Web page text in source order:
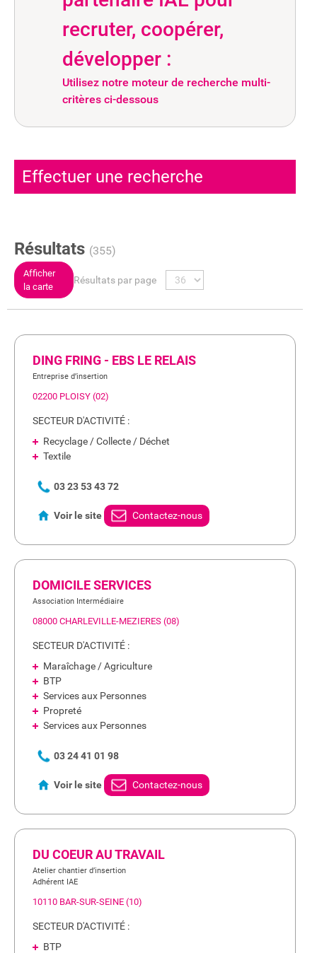
recruter, coopérer,
développer :
Utilisez notre moteur de recherche multi-
critères ci-dessous
Effectuer une recherche
Résultats (355)
Afficher
la carte
Résultats par page
DING FRING - EBS LE RELAIS
Entreprise d’insertion
02200 PLOISY (02)
SECTEUR D'ACTIVITÉ :
Recyclage / Collecte / Déchet
Textile
03 23 53 43 72
Voir le site Contactez-nous
DOMICILE SERVICES
Association Intermédiaire
08000 CHARLEVILLE-MEZIERES (08)
SECTEUR D'ACTIVITÉ :
Maraîchage / Agriculture
BTP
Services aux Personnes
Propreté
Services aux Personnes
03 24 41 01 98
Voir le site Contactez-nous
DU COEUR AU TRAVAIL
Atelier chantier d’insertion
Adhérent IAE
10110 BAR-SUR-SEINE (10)
SECTEUR D'ACTIVITÉ :
BTP